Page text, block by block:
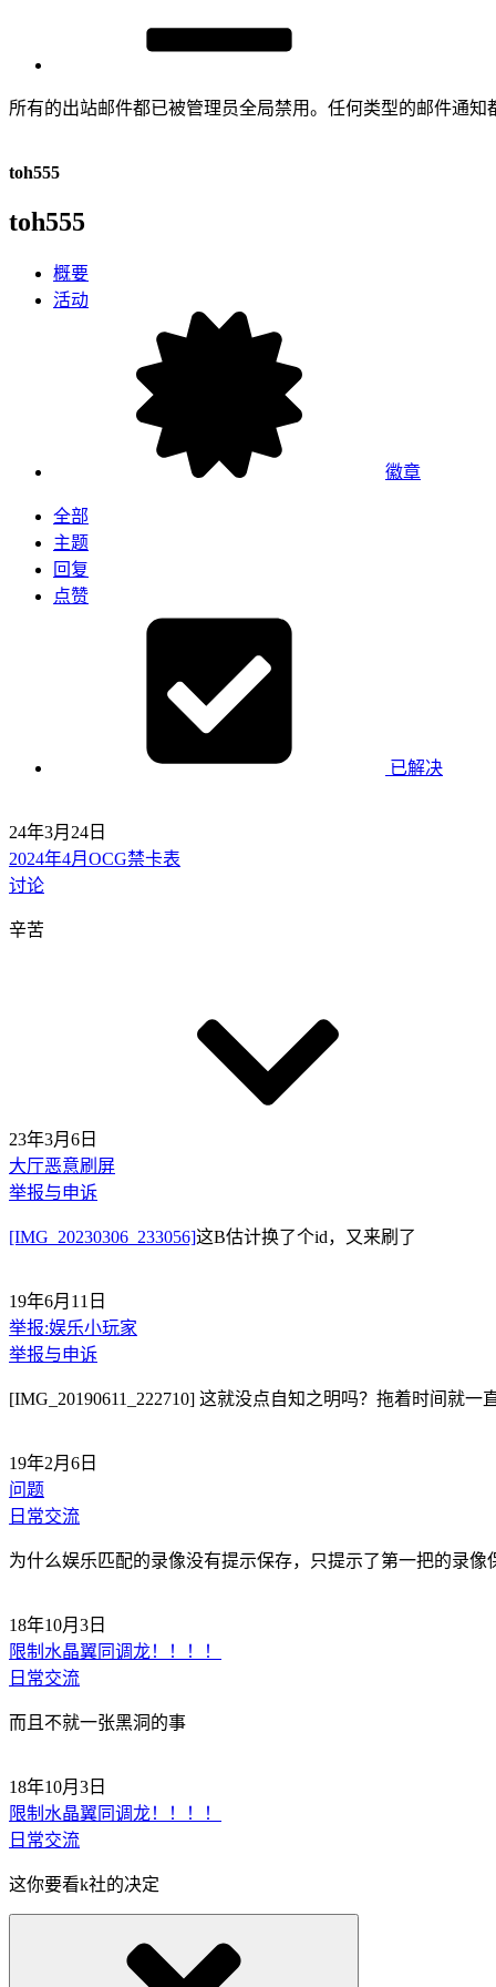
所有的出站邮件都已被管理员全局禁用。任何类型的邮件通知
toh555
toh555
概要
活动
徽章
全部
主题
回复
点赞
已解决
24年3月24日
2024年4月OCG禁卡表
讨论
辛苦
23年3月6日
大厅恶意刷屏
举报与申诉
[IMG_20230306_233056]这B估计换了个id，又来刷了
19年6月11日
举报:娱乐小玩家
举报与申诉
[IMG_20190611_222710] 这就没点自知之明吗？拖着时间就一
19年2月6日
问题
日常交流
为什么娱乐匹配的录像没有提示保存，只提示了第一把的录
18年10月3日
限制水晶翼同调龙！！！！
日常交流
而且不就一张黑洞的事
18年10月3日
限制水晶翼同调龙！！！！
日常交流
这你要看k社的决定